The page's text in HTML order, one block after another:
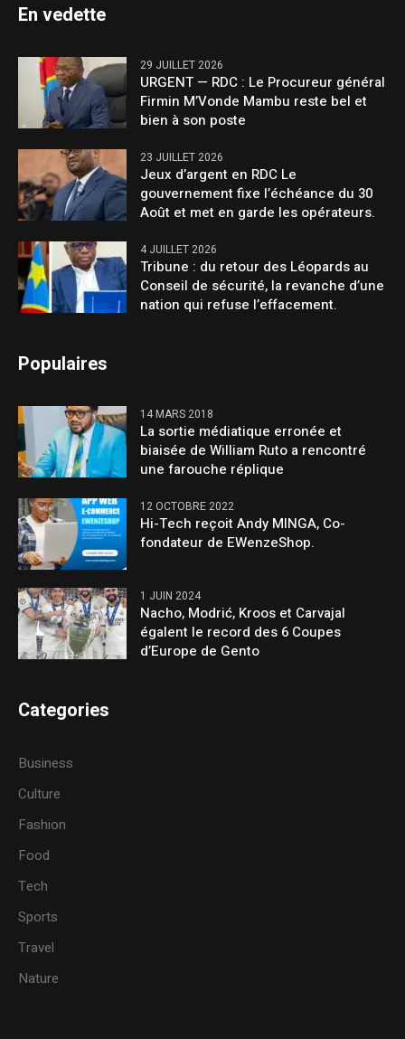
En vedette
29 JUILLET 2026
URGENT — RDC : Le Procureur général
Firmin M’Vonde Mambu reste bel et
bien à son poste
23 JUILLET 2026
Jeux d’argent en RDC Le
gouvernement fixe l’échéance du 30
Août et met en garde les opérateurs.
4 JUILLET 2026
Tribune : du retour des Léopards au
Conseil de sécurité, la revanche d’une
nation qui refuse l’effacement.
Populaires
14 MARS 2018
La sortie médiatique erronée et
biaisée de William Ruto a rencontré
une farouche réplique
12 OCTOBRE 2022
Hi-Tech reçoit Andy MINGA, Co-
fondateur de EWenzeShop.
1 JUIN 2024
Nacho, Modrić, Kroos et Carvajal
égalent le record des 6 Coupes
d’Europe de Gento
Categories
Business
Culture
Fashion
Food
Tech
Sports
Travel
Nature